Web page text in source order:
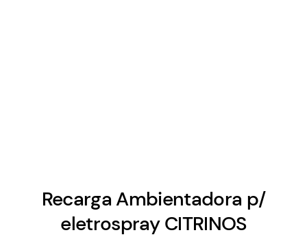
Recarga Ambientadora p/
eletrospray CITRINOS